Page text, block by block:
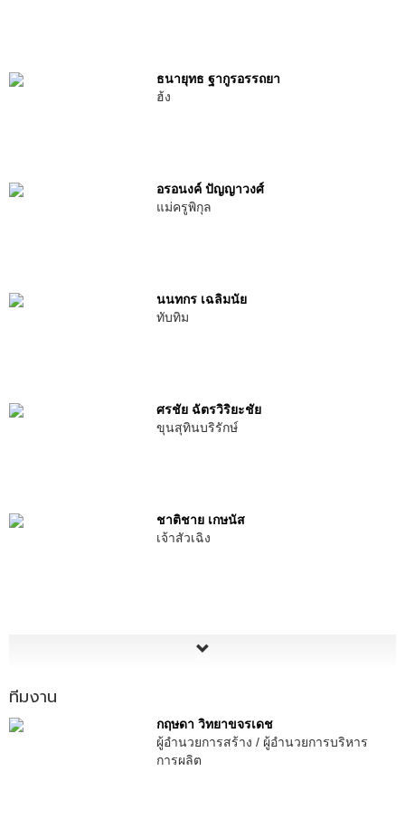
ธนายุทธ ฐากูรอรรถยา
ฮ้ง
อรอนงค์ ปัญญาวงศ์
แม่ครูพิกุล
นนทกร เฉลิมนัย
ทับทิม
ศรชัย ฉัตรวิริยะชัย
ขุนสุทินบริรักษ์
ชาติชาย เกษนัส
เจ้าสัวเฉิง
ทีมงาน
กฤษดา วิทยาขจรเดช
ผู้อำนวยการสร้าง / ผู้อำนวยการบริหาร
การผลิต